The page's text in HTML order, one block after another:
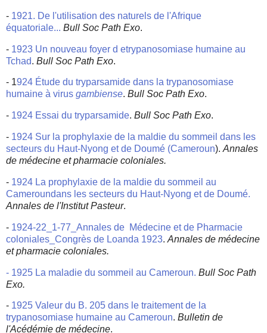
- 1921. De l'utilisation des naturels de l'Afrique
équatoriale... Bull Soc Path Exo.
- 1923 Un nouveau foyer d etrypanosomiase humaine au
Tchad. Bull Soc Path Exo.
- 1924 Étude du tryparsamide dans la trypanosomiase
humaine à virus gambiense. Bull Soc Path Exo.
- 1924 Essai du tryparsamide. Bull Soc Path Exo.
- 1924 Sur la prophylaxie de la maldie du sommeil dans les
secteurs du Haut-Nyong et de Doumé (Cameroun). Annales
de médecine et pharmacie coloniales.
- 1924 La prophylaxie de la maldie du sommeil au
Cameroundans les secteurs du Haut-Nyong et de Doumé.
Annales de l'Institut Pasteur.
- 1924-22_1-77_Annales de Médecine et de Pharmacie
coloniales_Congrès de Loanda 1923. Annales de médecine
et pharmacie coloniales.
- 1925 La maladie du sommeil au Cameroun. Bull Soc Path
Exo.
- 1925 Valeur du B. 205 dans le traitement de la
trypanosomiase humaine au Cameroun. Bulletin de
l'Acédémie de médecine.